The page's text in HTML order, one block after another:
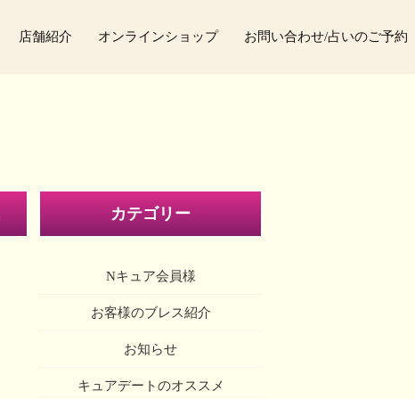
店舗紹介 オンラインショップ お問い合わせ/占いのご予約
カテゴリー
Nキュア会員様
お客様のブレス紹介
お知らせ
キュアデートのオススメ